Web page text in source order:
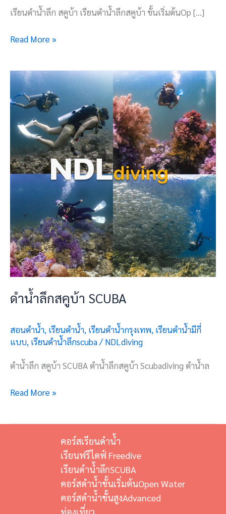
เรียนดำน้ำลึก สคูบ้า เรียนดำน้ำลึกสคูบ้า ขั้นเริ่มต้นOp […]
Read More »
ดำน้ำลึกสคูบ้า SCUBA
สอนดำน้ำ, เรียนดำน้ำ, เรียนดำน้ำกรุงเทพ, เรียนดำน้ำมีกี่
แบบ, เรียนดำน้ำลึกscuba/NDLdiving
ดำน้ำลึก สคูบ้า SCUBA ดำน้ำลึกสคูบ้า Scubadiving ดำน้ำล
ดำ
น้ำ
ลึก
บ้า
SCUBA
Read More »
คอร์สเรียนดำน้ำ
เรียนฟรีไดฟ์ Freedive
เรียนดำน้ำลึกSCUBA
คอร์สดำน้ำขั้นเริ่มต้นOpen Water
คอร์สดำน้ำขั้นสูงAdvanced